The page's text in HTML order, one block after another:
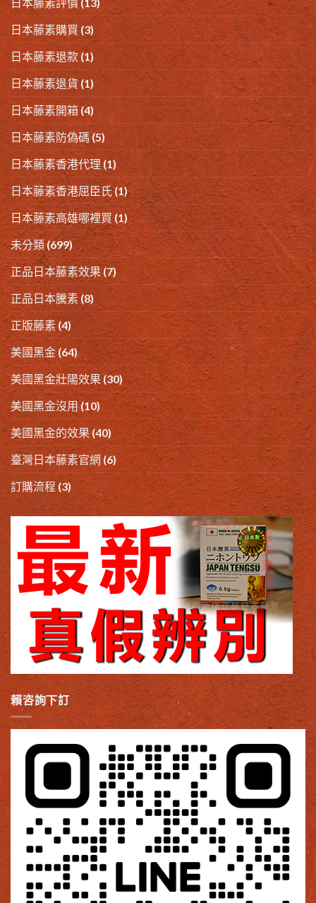
日本藤素購買 (3)
日本藤素退款 (1)
日本藤素退貨 (1)
日本藤素開箱 (4)
日本藤素防偽碼 (5)
日本藤素香港代理 (1)
日本藤素香港屈臣氏(1)
日本藤素高雄哪裡買 (1)
未分類 (699)
正品日本藤素效果 (7)
正品日本騰素 (8)
正版藤素 (4)
美國黑金 (64)
美國黑金壯陽效果(30)
美國黑金沒用(10)
美國黑金的效果(40)
臺灣日本藤素官網 (6)
訂購流程 (3)
賴咨詢下訂